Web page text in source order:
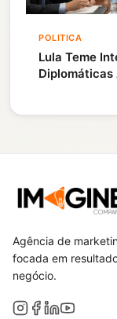
POLITICA
Lula Teme
Diplomáticas
Agência de
focada em
negócio.